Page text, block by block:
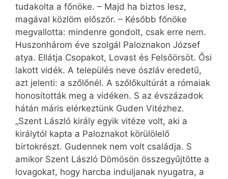
tudakolta a főnöke. – Majd ha biztos lesz,
magával közlöm először. – Később főnöke
megvallotta: mindenre gondolt, csak erre nem.
Huszonhárom éve szolgál Paloznakon József
atya. Ellátja Csopakot, Lovast és Felsőörsöt. Ősi
lakott vidék. A település neve ószláv eredetű,
azt jelenti: a szőlőnél. A szőlőkultúrát a rómaiak
honosították meg a vidéken. S az évszázadok
hátán már­is elérkeztünk Guden Vitézhez.
„Szent László király egyik vitéze volt, aki a
királytól kapta a Paloznakot körülölelő
birtokrészt. Gudennek nem volt családja. S
amikor Szent László Dömösön összegyűjtötte a
lovagokat, hogy harcba induljanak nyugatra, a